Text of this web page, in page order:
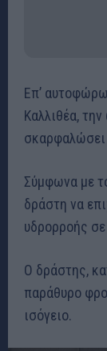
Επ’
Καλλιθέα,
σκαρφαλώσει
Σύμφωνα με
δράστη να
υδρορροής σε
O δράστης,
παράθυρο
ισόγειο.